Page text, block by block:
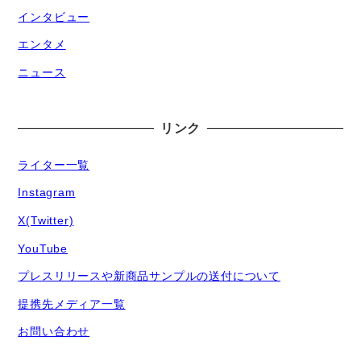
インタビュー
エンタメ
ニュース
リンク
ライター一覧
Instagram
X(Twitter)
YouTube
プレスリリースや新商品サンプルの送付について
提携先メディア一覧
お問い合わせ